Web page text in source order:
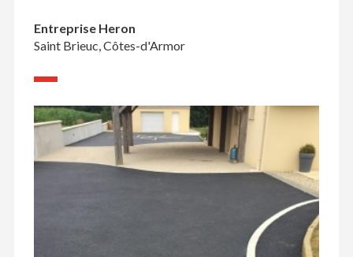
Entreprise Heron
Saint Brieuc, Côtes-d'Armor